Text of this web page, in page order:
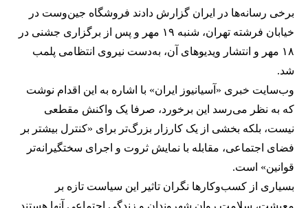
برخی رسانه‌ها در ایران گزارش دادند فروشگاه جین‌وست در
خیابان فرشته تهران، شنبه ۱۹ مهر و پس از برگزاری جشنی در
۱۸ مهر و انتشار ویدیوهای آن، به‌دست نیروی انتظامی پلمب
شد.
وب‌سایت خبری «آسیانیوز ایران» با اشاره به این اقدام نوشت
که به نظر می‌رسد این برخورد، صرفا یک واکنش مقطعی
نیست، بلکه بخشی از یک کارزار بزرگ‌تر برای «کنترل بیشتر بر
فضای اجتماعی، مقابله با نمایش ثروت و اجرای سختگیرانه‌تر
قوانین» است.
بسیاری از کسب‌وکارها نگران تاثیر این سیاست‌ تازه بر
معیشت، سلامت روان شهروندان و زندگی اجتماعی آنها هستند.